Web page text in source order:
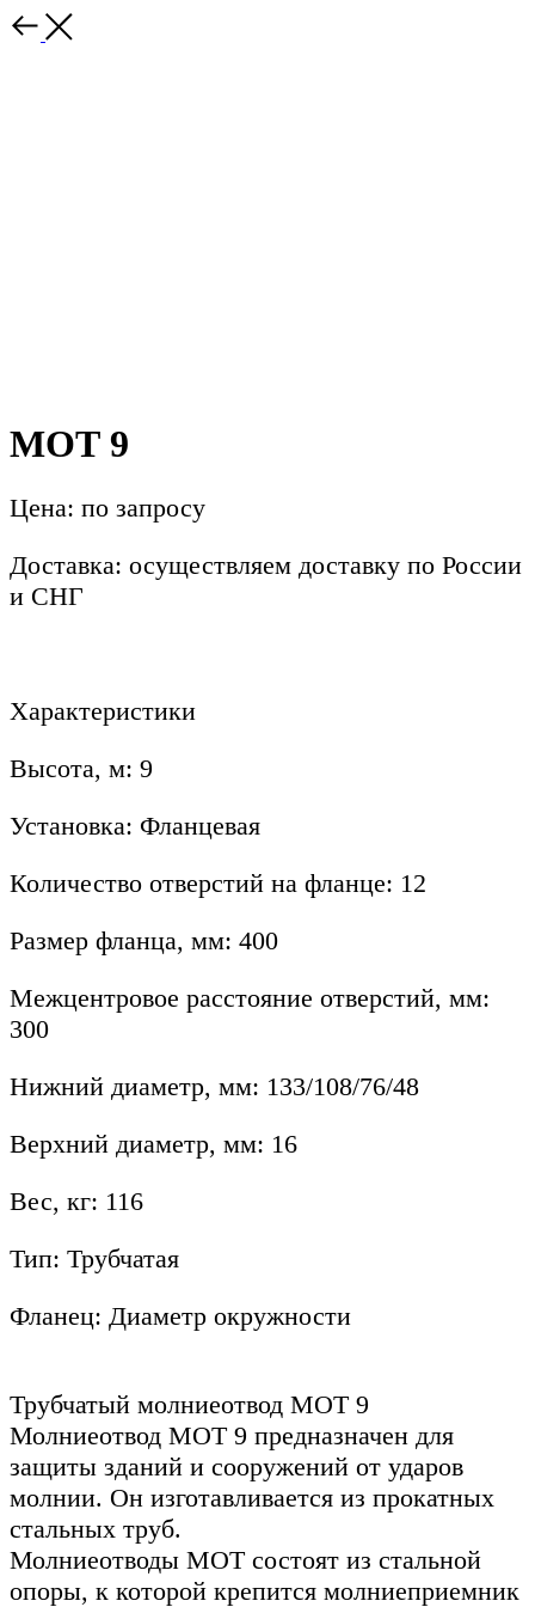
МОТ 9
Цена: по запросу
Доставка: осуществляем доставку по России
и СНГ
Характеристики
Высота, м: 9
Установка: Фланцевая
Количество отверстий на фланце: 12
Размер фланца, мм: 400
Межцентровое расстояние отверстий, мм:
300
Нижний диаметр, мм: 133/108/76/48
Верхний диаметр, мм: 16
Вес, кг: 116
Тип: Трубчатая
Фланец: Диаметр окружности
Трубчатый молниеотвод MOT 9
Молниеотвод MOT 9 предназначен для
защиты зданий и сооружений от ударов
молнии. Он изготавливается из прокатных
стальных труб.
Молниеотводы МОТ состоят из стальной
опоры, к которой крепится молниеприемник